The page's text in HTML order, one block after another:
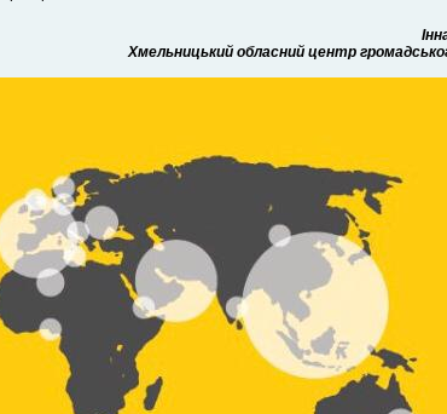
Хмельницький обласний центр